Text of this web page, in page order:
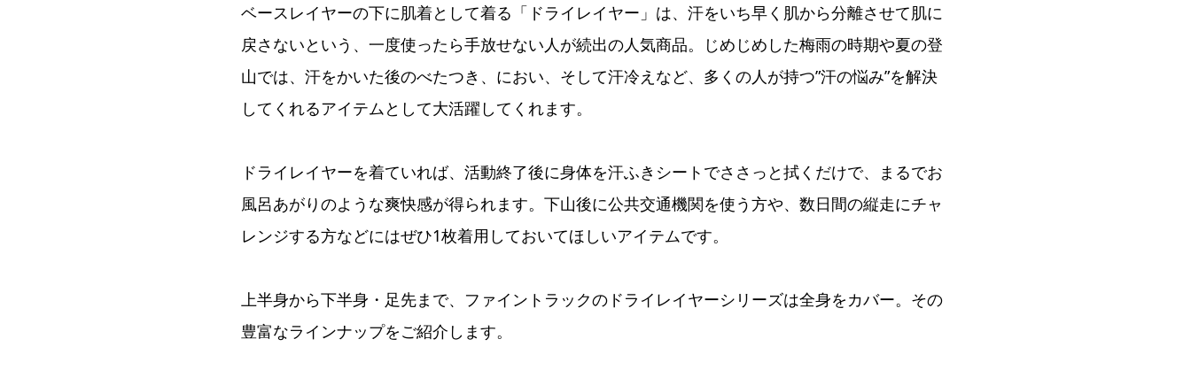
ベースレイヤーの下に肌着として着る「ドライレイヤー」は、汗をいち早く肌から分離させて肌に
戻さないという、一度使ったら手放せない人が続出の人気商品。じめじめした梅雨の時期や夏の登
山では、汗をかいた後のべたつき、におい、そして汗冷えなど、多くの人が持つ”汗の悩み”を解決
してくれるアイテムとして大活躍してくれます。
ドライレイヤーを着ていれば、活動終了後に身体を汗ふきシートでささっと拭くだけで、まるでお
風呂あがりのような爽快感が得られます。下山後に公共交通機関を使う方や、数日間の縦走にチャ
レンジする方などにはぜひ1枚着用しておいてほしいアイテムです。
上半身から下半身・足先まで、ファイントラックのドライレイヤーシリーズは全身をカバー。その
豊富なラインナップをご紹介します。